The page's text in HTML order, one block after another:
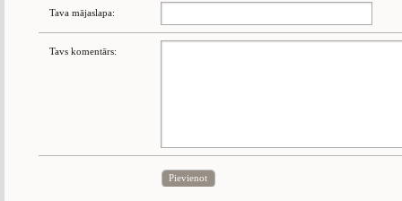
Tava mājaslapa:
Tavs komentārs:
Pievienot